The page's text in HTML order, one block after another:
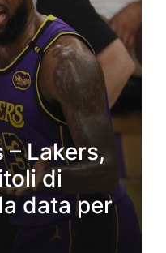
– Lakers,
di
data per